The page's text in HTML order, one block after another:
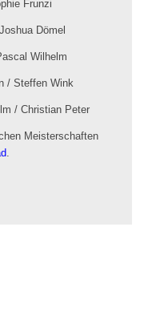
Frunzi
Dömel
Wilhelm
/ Steffen Wink
/ Christian Peter
Meisterschaften